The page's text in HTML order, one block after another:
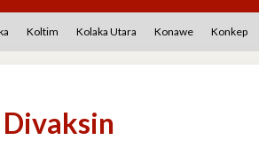
Koltim Kolaka Utara Konawe Konkep